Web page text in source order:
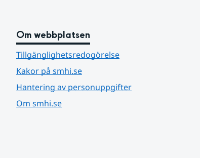
Om webbplatsen
Tillgänglighetsredogörelse
Kakor på smhi.se
Hantering av personuppgifter
Om smhi.se